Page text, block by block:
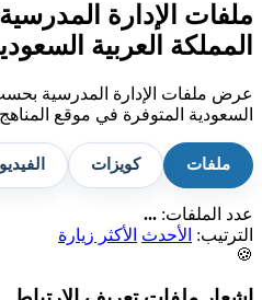
ملفات الإدارة
المملكة العربية
عرض ملفات الإدارة المدرسية
السعودية المتوفرة في موقع
ملفات كويزات
عدد الملفات: ...
الترتيب:
الأحدث
الأكثر زيارة
🍪